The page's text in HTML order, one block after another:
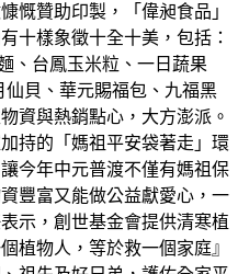
慨贊助印製，「偉昶食品」
十樣象徵十全十美，包括：
、台鳳玉米粒、一日蔬果
仙貝、華元賜福包、九福黑
資與熱銷點心，大方澎派。
持的「媽祖平安袋著走」環
今年中元普渡不僅有媽祖保
豐富又能做公益獻愛心，一
示，創世基金會提供清寒植
植物人，等於救一個家庭』